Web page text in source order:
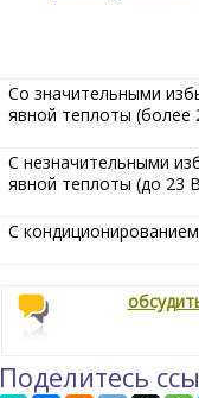
Со значительными
явной теплоты (более
С незначительными
явной теплоты (до 23
С
Поделитесь